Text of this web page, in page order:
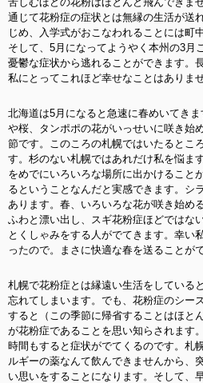
通じて花粉症の症状とは無縁の生活が送
じめ、入学式がおこなわれることには町
そして、5月になってようやく本州の3月
憂鬱な症状から逃れることができます。
私にとってこれほど幸せなことはありま
北海道は5月になると急速に春めいてき
や桜、タンポポの花がいっせいに咲き始
節です。このころの札幌ではいたるとこ
す。杉のない札幌ではあれだけ私を悩ま
をめでにいろいろな場所に出かけること
るということなんだと実感できます。シ
あります。春、いろいろな花が咲き始め
ふわと漂い出し、スギ花粉症ほどではな
とくしゃみをする人がでてきます。幸い
ったので。まさに快適な春を送ることが
札幌で花粉症とは縁遠い生活をしている
忘れてしまいます。でも、花粉症のシー
すると（この季節に帰省することはほと
が花粉症であることを思い知らされます
時間もすると症状がでてくるのです。札
ルギーの薬なんて飲んできませんから、
い思いをすることになります。そして、